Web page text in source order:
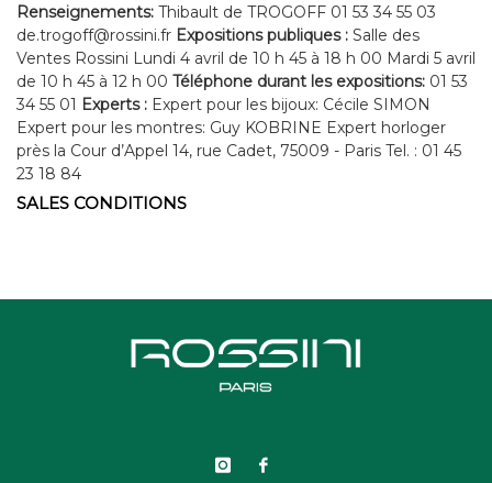
Renseignements: Thibault de TROGOFF 01 53 34 55 03
de.trogoff@rossini.fr Expositions publiques : Salle des
Ventes Rossini Lundi 4 avril de 10 h 45 à 18 h 00 Mardi 5 avril
de 10 h 45 à 12 h 00 Téléphone durant les expositions: 01 53
34 55 01 Experts : Expert pour les bijoux: Cécile SIMON
Expert pour les montres: Guy KOBRINE Expert horloger
près la Cour d’Appel 14, rue Cadet, 75009 - Paris Tel. : 01 45
23 18 84
SALES CONDITIONS